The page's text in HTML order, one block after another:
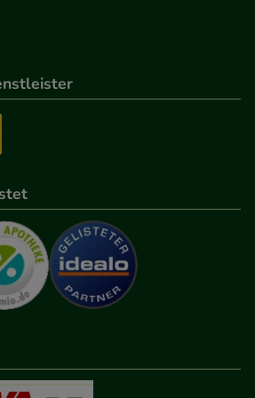
Website aber auch die
z.B. Google oder soziale
werden.